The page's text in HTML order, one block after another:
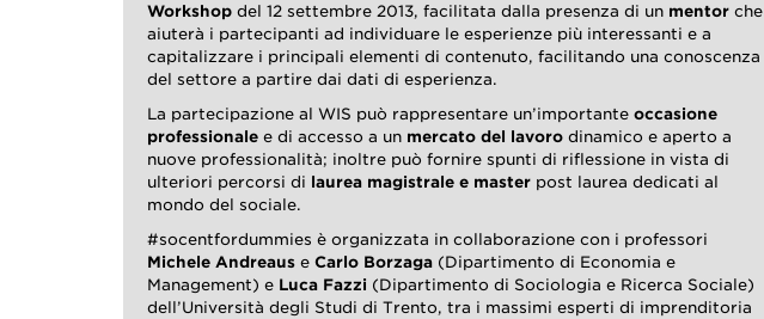
Workshop del 12 settembre 2013, facilitata dalla presenza di un mentor che
aiuterà i partecipanti ad individuare le esperienze più interessanti e a
capitalizzare i principali elementi di contenuto, facilitando una conoscenza
del settore a partire dai dati di esperienza.
La partecipazione al WIS può rappresentare un’importanteoccasione
professionale e di accesso a un mercato del lavoro dinamico e aperto a
nuove professionalità; inoltre può fornire spunti di riflessione in vista di
ulteriori percorsi di laurea magistrale e master post laurea dedicati al
mondo del sociale.
#socentfordummies è organizzata in collaborazione con i professori
Michele Andreaus eCarlo Borzaga (Dipartimento di Economia e
Management) e Luca Fazzi (Dipartimento di Sociologia e Ricerca Sociale)
dell’Università degli Studi di Trento, tra i massimi esperti di imprenditoria